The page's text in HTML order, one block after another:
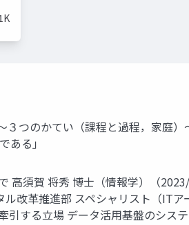
つのかてい（課程と過程，家庭
ある」
須賀 将秀 博士（情報学）（
改革推進部 スペシャリスト（IT
する立場 データ活用基盤のシス